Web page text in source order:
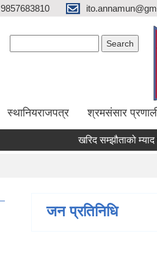
9857683810
स्थानियराजपत्र श्रमसंसार
खरिद सम्झौताको म्याद थप
जन प्रतिनिधि